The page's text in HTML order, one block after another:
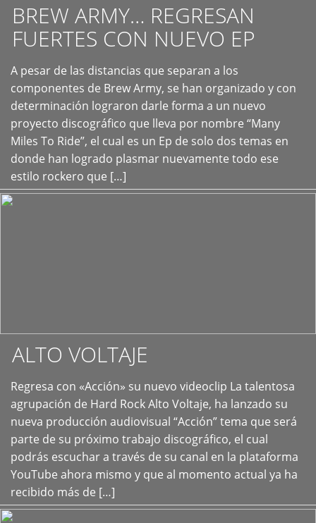
BREW ARMY… REGRESAN
FUERTES CON NUEVO EP
A pesar de las distancias que separan a los
componentes de Brew Army, se han organizado y con
determinación lograron darle forma a un nuevo
proyecto discográfico que lleva por nombre “Many
Miles To Ride”, el cual es un Ep de solo dos temas en
donde han logrado plasmar nuevamente todo ese
estilo rockero que […]
+
ALTO VOLTAJE
Regresa con «Acción» su nuevo videoclip La talentosa
agrupación de Hard Rock Alto Voltaje, ha lanzado su
nueva producción audiovisual “Acción” tema que será
parte de su próximo trabajo discográfico, el cual
podrás escuchar a través de su canal en la plataforma
YouTube ahora mismo y que al momento actual ya ha
recibido más de […]
+